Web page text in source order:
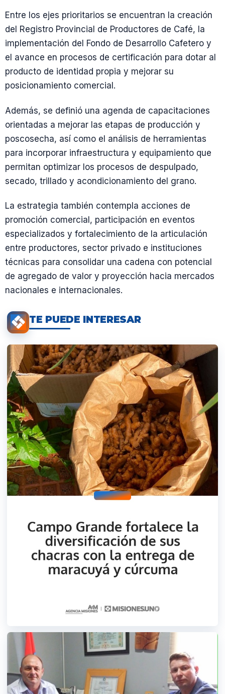
Entre los ejes prioritarios se encuentran la creación
del Registro Provincial de Productores de Café, la
implementación del Fondo de Desarrollo Cafetero y
el avance en procesos de certificación para dotar al
producto de identidad propia y mejorar su
posicionamiento comercial.
Además, se definió una agenda de capacitaciones
orientadas a mejorar las etapas de producción y
poscosecha, así como el análisis de herramientas
para incorporar infraestructura y equipamiento que
permitan optimizar los procesos de despulpado,
secado, trillado y acondicionamiento del grano.
La estrategia también contempla acciones de
promoción comercial, participación en eventos
especializados y fortalecimiento de la articulación
entre productores, sector privado e instituciones
técnicas para consolidar una cadena con potencial
de agregado de valor y proyección hacia mercados
nacionales e internacionales.
TE PUEDE INTERESAR